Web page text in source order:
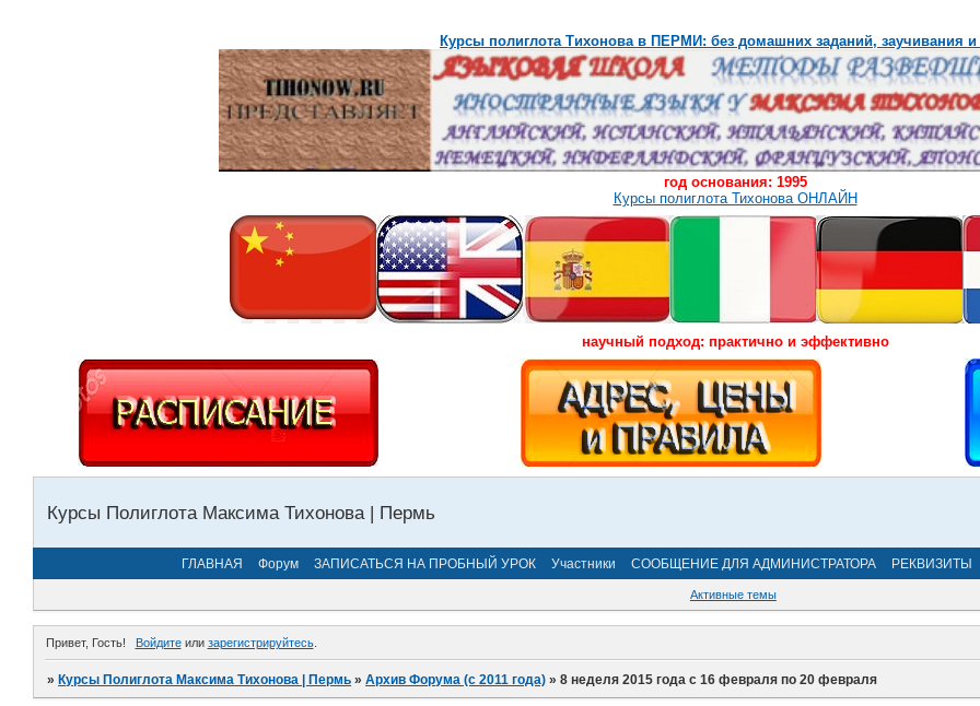
Курсы полиглота Тихонова в ПЕРМИ: без домашних заданий, заучивания и
год основания: 1995
Курсы полиглота Тихонова ОНЛАЙН
научный подход: практично и эффективно
Курсы Полиглота Максима Тихонова | Пермь
ГЛАВНАЯ Форум ЗАПИСАТЬСЯ НА ПРОБНЫЙ УРОК Участники СООБЩЕНИЕ ДЛЯ АДМИНИСТРАТОРА РЕКВИЗИТЫ
Активные темы
Привет, Гость! Войдитеили зарегистрируйтесь.
»Курсы Полиглота Максима Тихонова | Пермь »Архив Форума (с 2011 года) »8 неделя 2015 года с 16 февраля по 20 февраля